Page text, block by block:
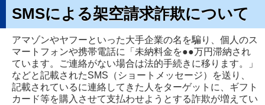
SMSによる架空請求詐欺について
アマゾンやヤフーといった大手企業の名を騙り、個人のス
マートフォンや携帯電話に「未納料金を●●万円滞納され
ています。ご連絡がない場合は法的手続きに移ります。」
などと記載されたSMS（ショートメッセージ）を送り、
記載されているに連絡してきた人をターゲットに、ギフト
カード等を購入させて支払わせようとする詐欺が増えてい